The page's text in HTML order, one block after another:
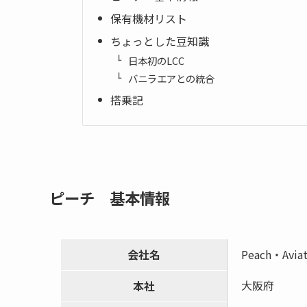
保有機材リスト
ちょっとした豆知識
日本初のLCC
バニラエアとの統合
搭乗記
ピーチ 基本情報
会社名
Peach・
本社
大阪府